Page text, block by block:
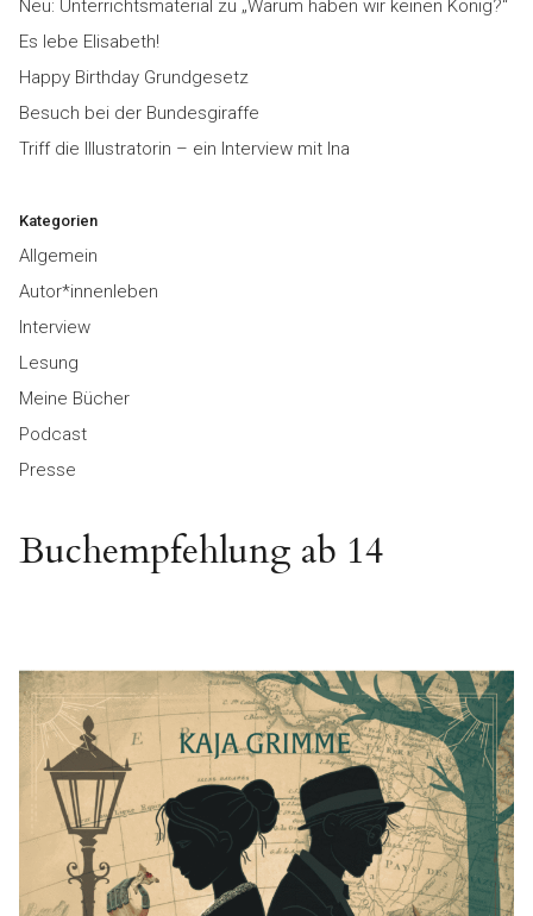
Neu: Unterrichtsmaterial zu „Warum haben wir keinen König?“
Es lebe Elisabeth!
Happy Birthday Grundgesetz
Besuch bei der Bundesgiraffe
Triff die Illustratorin – ein Interview mit Ina
Kategorien
Allgemein
Autor*innenleben
Interview
Lesung
Meine Bücher
Podcast
Presse
Buchempfehlung ab 14